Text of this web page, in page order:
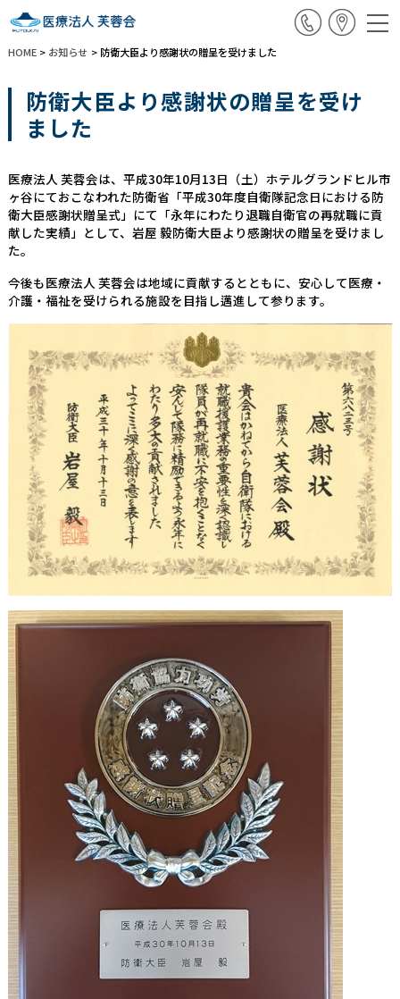
HOME > お知らせ > 防衛大臣より感謝状の贈呈を受けました
防衛大臣より感謝状の贈呈を受け
ました
医療法人 芙蓉会は、平成30年10月13日（土）ホテルグランドヒル市
ヶ谷にておこなわれた防衛省「平成30年度自衛隊記念日における防
衛大臣感謝状贈呈式」にて「永年にわたり退職自衛官の再就職に貢
献した実績」として、岩屋 毅防衛大臣より感謝状の贈呈を受けまし
た。
今後も医療法人 芙蓉会は地域に貢献するとともに、安心して医療・
介護・福祉を受けられる施設を目指し邁進して参ります。